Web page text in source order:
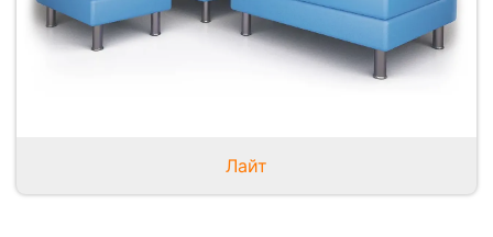
Лайт